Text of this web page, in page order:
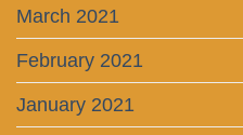
March 2021
February 2021
January 2021